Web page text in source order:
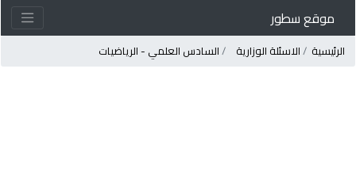
موقع سطور
الرئيسية الاسئلة الوزارية السادس العلمي - الرياضيات